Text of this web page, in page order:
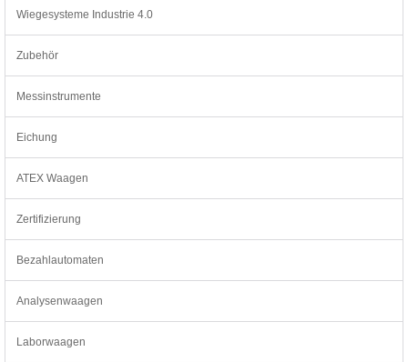
Wiegesysteme Industrie 4.0
Zubehör
Messinstrumente
Eichung
ATEX Waagen
Zertifizierung
Bezahlautomaten
Analysenwaagen
Laborwaagen